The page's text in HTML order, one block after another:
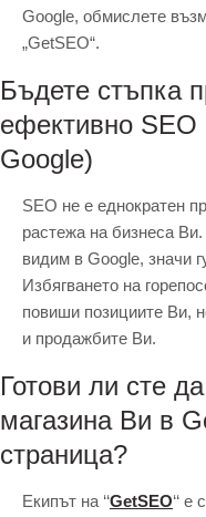
Google, обмислете
„GetSEO“.
Бъдете стъпка
ефективно SEO
Google)
SEO не е еднократен
растежа на бизнеса
видим в Google, значи
Избягването на
повиши позициите Ви,
и продажбите Ви.
Готови ли сте
магазина Ви в
страница?
Екипът на ‘‘GetSEO‘‘